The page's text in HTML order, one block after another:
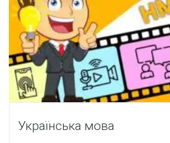
Українська мова